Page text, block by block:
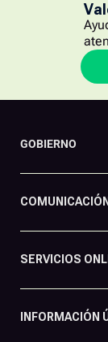
GOBIERNO
COMUNICACIÓN
SERVICIOS
INFORMACIÓN